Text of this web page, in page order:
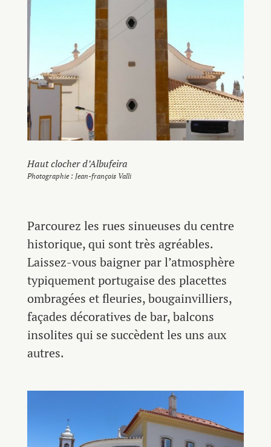
Haut clocher d’Albufeira
Photographie : Jean-françois Valli
Parcourez les rues sinueuses du centre
historique, qui sont très agréables.
Laissez-vous baigner par l’atmosphère
typiquement portugaise des placettes
ombragées et fleuries, bougainvilliers,
façades décoratives de bar, balcons
insolites qui se succèdent les uns aux
autres.